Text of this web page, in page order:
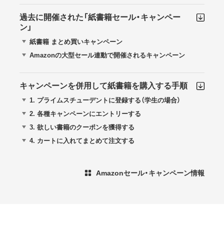
過去に開催された「紙書籍セール・キャンペー
ン」
紙書籍 まとめ買いキャンペーン
Amazonの大型セール連動で開催されるキャンペーン
キャンペーンを併用して紙書籍を購入する手順
1. プライムスチューデントに登録する（学生の場合）
2. 各種キャンペーンにエントリーする
3. 欲しい書籍のクーポンを獲得する
4. カートに入れてまとめて注文する
Amazonセール・キャンペーン情報